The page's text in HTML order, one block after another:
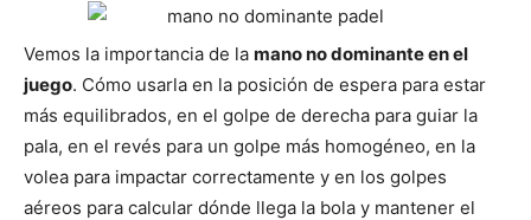
Vemos la importancia de la mano no dominante en el
juego. Cómo usarla en la posición de espera para estar
más equilibrados, en el golpe de derecha para guiar la
pala, en el revés para un golpe más homogéneo, en la
volea para impactar correctamente y en los golpes
aéreos para calcular dónde llega la bola y mantener el